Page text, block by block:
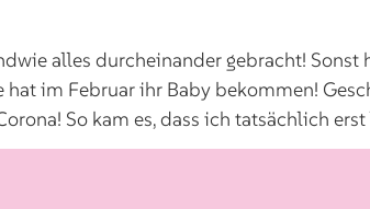
alles durcheinander gebracht! Sonst
hat im Februar ihr Baby bekommen!
So kam es, dass ich tatsächlich